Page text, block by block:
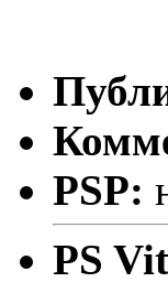
PSP:
PS